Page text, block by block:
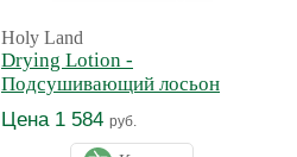
Holy Land
Drying Lotion -
Подсушивающий лосьон
Цена 1 584 руб.